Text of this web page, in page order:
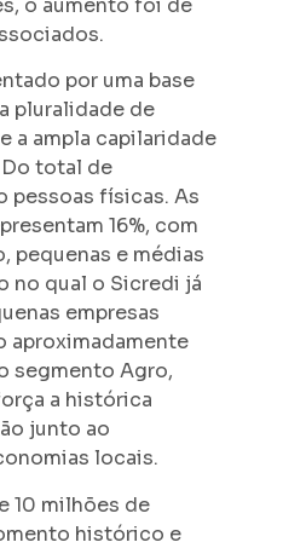
o aumento foi de
por uma base
pluralidade de
a ampla capilaridade
total de
pessoas físicas. As
16%, com
pequenas e médias
no qual o Sicredi já
empresas
aproximadamente
segmento Agro,
a histórica
junto ao
locais.
10 milhões de
histórico e